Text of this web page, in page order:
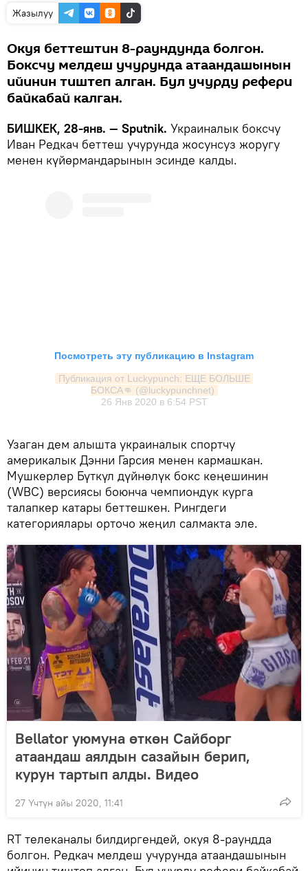
Жазылуу
Окуя беттештин 8-раундунда болгон.
Боксчу мелдеш учурунда атаандашынын
ийинин тиштеп алган. Бул учурду рефери
байкабай калган.
БИШКЕК, 28-янв. — Sputnik. Украиналык боксчу
Иван Редкач беттеш учурунда жосунсуз жоругу
менен күйөрмандарынын эсинде калды.
Посмотреть эту публикацию в Instagram
Публикация от Luckypunch: ЕЩЕ БОЛЬШЕ
БОКСА👊 (@luckypunchnet)
26 Янв 2020 в 6:54 PST
Узаган дем алышта украиналык спортчу
америкалык Дэнни Гарсия менен кармашкан.
Мушкерлер Бүткүл дүйнөлүк бокс кеңешинин
(WBC) версиясы боюнча чемпиондук курга
талапкер катары беттешкен. Рингдеги
категориялары орточо жеңил салмакта эле.
Bellator уюмуна өткөн Сайборг
атаандаш аялдын сазайын берип,
курун тартып алды. Видео
27 Үчтүн айы 2020, 11:41
RT телеканалы билдиргендей, окуя 8-раундда
болгон. Редкач мелдеш учурунда атаандашынын